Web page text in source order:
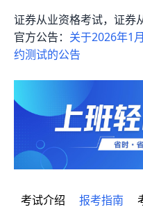
证券从业资格考试，证券
官方公告： 关于2026年1
约测试的公告
考试介绍 报考指南